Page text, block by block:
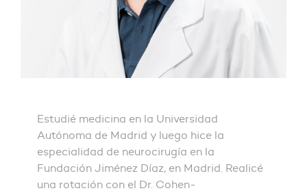
Estudié medicina en la Universidad
Autónoma de Madrid y luego hice la
especialidad de neurocirugía en la
Fundación Jiménez Díaz, en Madrid. Realicé
una rotación con el Dr. Cohen-